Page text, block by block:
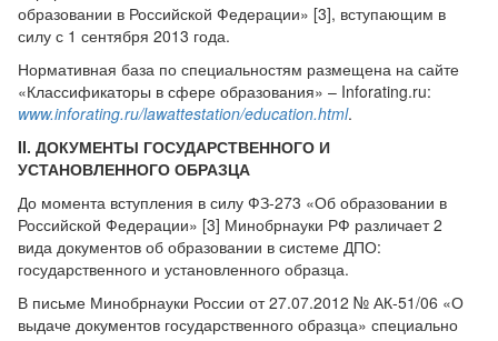
образовании в Российской Федерации» [3], вступающим в
силу с 1 сентября 2013 года.
Нормативная база по специальностям размещена на сайте
«Классификаторы в сфере образования» – Inforating.ru:
www.inforating.ru/lawattestation/education.html.
II. ДОКУМЕНТЫ ГОСУДАРСТВЕННОГО И
УСТАНОВЛЕННОГО ОБРАЗЦА
До момента вступления в силу ФЗ-273 «Об образовании в
Российской Федерации» [3] Минобрнауки РФ различает 2
вида документов об образовании в системе ДПО:
государственного и установленного образца.
В письме Минобрнауки России от 27.07.2012 № АК-51/06 «О
выдаче документов государственного образца» специально